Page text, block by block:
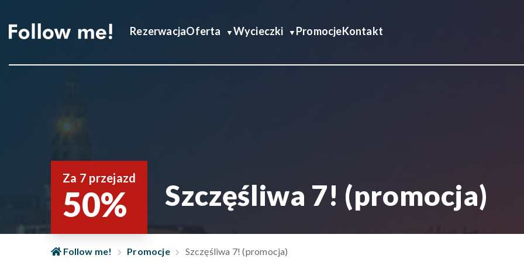
RezerwacjaOferta Wycieczki PromocjeKontakt
Za 7 przejazd
50% Szczęśliwa 7! (promocja)
Follow me! Promocje Szczęśliwa 7! (promocja)